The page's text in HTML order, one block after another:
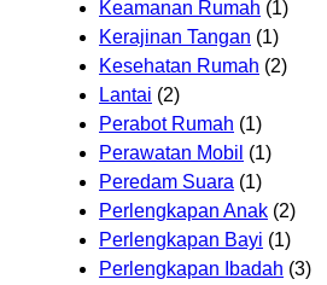
Keamanan Rumah (1)
Kerajinan Tangan (1)
Kesehatan Rumah (2)
Lantai (2)
Perabot Rumah (1)
Perawatan Mobil (1)
Peredam Suara (1)
Perlengkapan Anak (2)
Perlengkapan Bayi (1)
Perlengkapan Ibadah (3)